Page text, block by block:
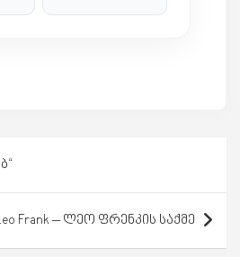
Frank – ლეო ფრენკის საქმე